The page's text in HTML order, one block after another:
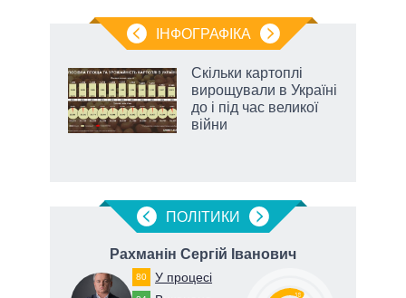
ІНФОГРАФІКА
Скільки картоплі
вирощували в Україні
до і під час великої
війни
ПОЛIТИКИ
Рахманін Сергій Іванович
80 У процесі
58